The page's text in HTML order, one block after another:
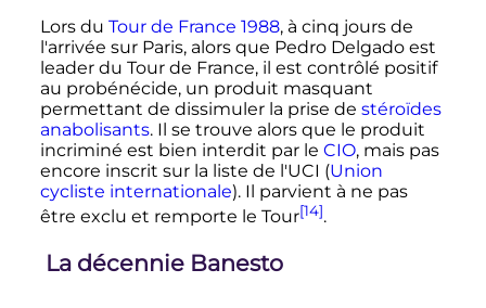
Lors du Tour de France 1988, à cinq jours de
l'arrivée sur Paris, alors que Pedro Delgado est
leader du Tour de France, il est contrôlé positif
au probénécide, un produit masquant
permettant de dissimuler la prise de stéroïdes
anabolisants. Il se trouve alors que le produit
incriminé est bien interdit par le CIO, mais pas
encore inscrit sur la liste de l'UCI (Union
cycliste internationale). Il parvient à ne pas
être exclu et remporte le Tour[14].
La décennie Banesto